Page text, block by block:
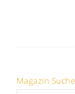
Magazin Suche